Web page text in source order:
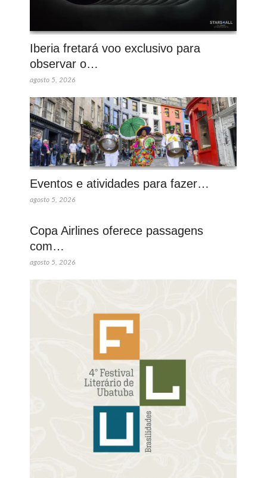
Iberia fretará voo exclusivo para
observar o…
agosto 5, 2026
Eventos e atividades para fazer…
agosto 5, 2026
Copa Airlines oferece passagens
com…
agosto 5, 2026